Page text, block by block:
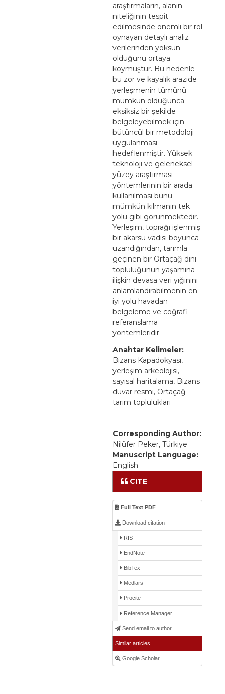
araştırmaların, alanın
niteliğinin tespit
edilmesinde önemli bir rol
oynayan detaylı analiz
verilerinden yoksun
olduğunu ortaya
koymuştur. Bu nedenle
bu zor ve kayalık arazide
yerleşmenin tümünü
mümkün olduğunca
eksiksiz bir şekilde
belgeleyebilmek için
bütüncül bir metodoloji
uygulanması
hedeflenmiştir. Yüksek
teknoloji ve geleneksel
yüzey araştırması
yöntemlerinin bir arada
kullanılması bunu
mümkün kılmanın tek
yolu gibi görünmektedir.
Yerleşim, toprağı işlenmiş
bir akarsu vadisi boyunca
uzandığından, tarımla
geçinen bir Ortaçağ dini
topluluğunun yaşamına
ilişkin devasa veri yığınını
anlamlandırabilmenin en
iyi yolu havadan
belgeleme ve coğrafi
referanslama
yöntemleridir.
Anahtar Kelimeler:
Bizans Kapadokyası,
yerleşim arkeolojisi,
sayısal haritalama, Bizans
duvar resmi, Ortaçağ
tarım toplulukları
Corresponding Author:
Nilüfer Peker, Türkiye
Manuscript Language:
English
CITE
Full Text PDF
Download citation
RIS
EndNote
BibTex
Medlars
Procite
Reference Manager
Send email to author
Similar articles
Google Scholar